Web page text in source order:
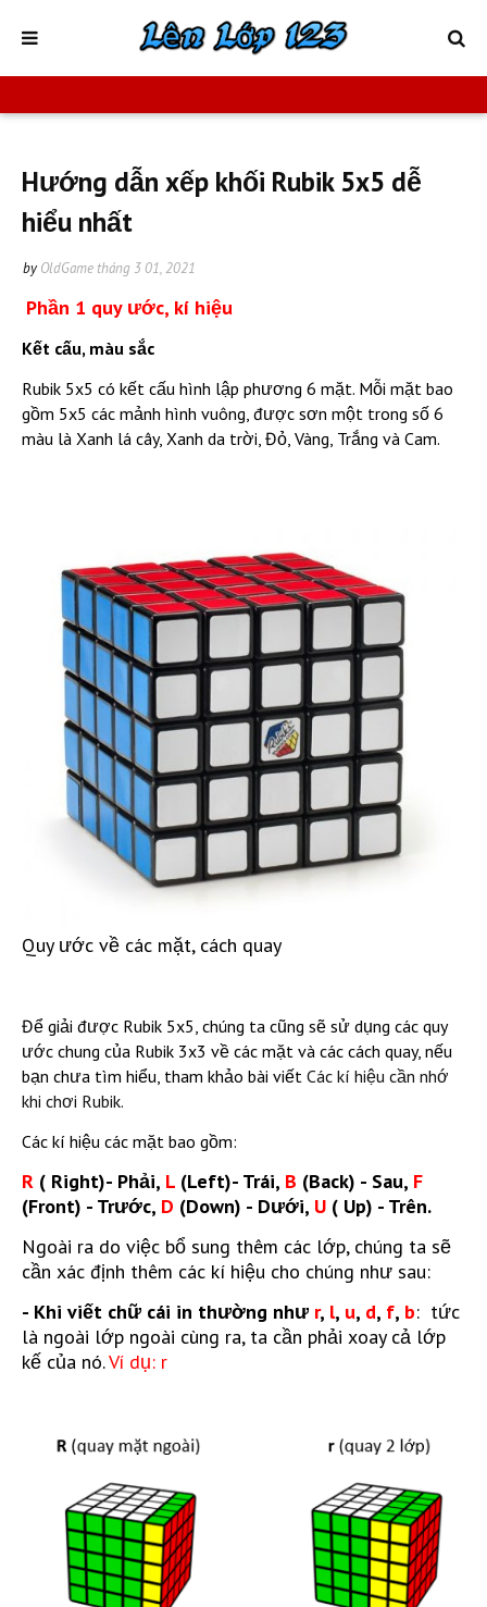
Hướng dẫn xếp khối Rubik 5x5 dễ
hiểu nhất
by OldGame tháng 3 01, 2021
Phần 1 quy ước, kí hiệu
Kết cấu, màu sắc
Rubik 5x5 có kết cấu hình lập phương 6 mặt. Mỗi mặt bao
gồm 5x5 các mảnh hình vuông, được sơn một trong số 6
màu là Xanh lá cây, Xanh da trời, Đỏ, Vàng, Trắng và Cam.
Quy ước về các mặt, cách quay
Để giải được Rubik 5x5, chúng ta cũng sẽ sử dụng các quy
ước chung của Rubik 3x3 về các mặt và các cách quay, nếu
bạn chưa tìm hiểu, tham khảo bài viết Các kí hiệu cần nhớ
khi chơi Rubik.
Các kí hiệu các mặt bao gồm:
R ( Right)- Phải, L (Left)- Trái, B (Back) - Sau, F
(Front) - Trước, D (Down) - Dưới, U ( Up) - Trên.
Ngoài ra do việc bổ sung thêm các lớp, chúng ta sẽ
cần xác định thêm các kí hiệu cho chúng như sau:
- Khi viết chữ cái in thường như r, l, u, d, f, b: tức
là ngoài lớp ngoài cùng ra, ta cần phải xoay cả lớp
kế của nó.Ví dụ: r